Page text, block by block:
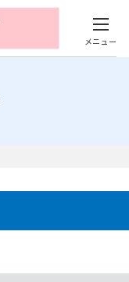
メニュー